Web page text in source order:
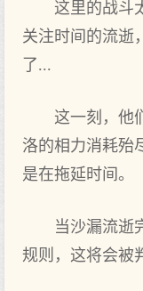
这里的战斗
关注时间的流逝
了...
这一刻，他
洛的相力消耗殆
是在拖延时间。
当沙漏流逝
规则，这将会被